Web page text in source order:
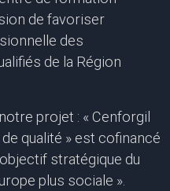
de favoriser
des
de la Région
projet : « Cenforgil
qualité » est cofinancé
stratégique du
plus sociale ».